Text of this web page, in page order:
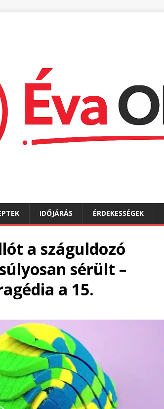
IDŐJÁRÁS ÉRDEKESSÉGEK
a száguldozó
sérült –
a 15.